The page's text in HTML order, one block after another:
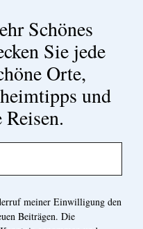
Schönes
Sie jede
Orte,
und
meiner Einwilligung den
Beiträgen. Die